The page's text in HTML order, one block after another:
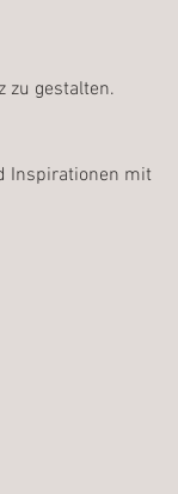
zu gestalten.
Inspirationen mit